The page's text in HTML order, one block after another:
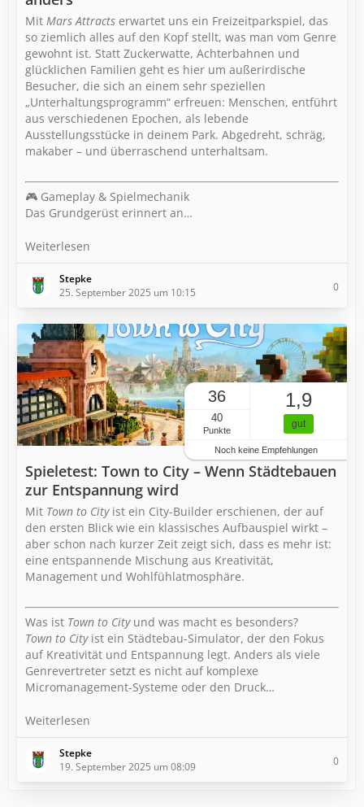
Mit Mars Attracts erwartet uns ein Freizeitparkspiel, das
so ziemlich alles auf den Kopf stellt, was man vom Genre
gewohnt ist. Statt Zuckerwatte, Achterbahnen und
glücklichen Familien geht es hier um außerirdische
Besucher, die sich an einem sehr speziellen
„Unterhaltungsprogramm“ erfreuen: Menschen, entführt
aus verschiedenen Epochen, als lebende
Ausstellungsstücke in deinem Park. Abgedreht, schräg,
makaber – und überraschend unterhaltsam.
🎮 Gameplay & Spielmechanik
Das Grundgerüst erinnert an…
Weiterlesen
Stepke
25. September 2025 um 10:15
0
36
40
Punkte
1,9
gut
Noch keine Empfehlungen
Spieletest: Town to City – Wenn Städtebauen
zur Entspannung wird
Mit Town to Cityist ein City-Builder erschienen, der auf
den ersten Blick wie ein klassisches Aufbauspiel wirkt –
aber schon nach kurzer Zeit zeigt sich, dass es mehr ist:
eine entspannende Mischung aus Kreativität,
Management und Wohlfühlatmosphäre.
Was ist Town to Cityund was macht es besonders?
Town to Cityist ein Städtebau-Simulator, der den Fokus
auf Kreativität und Entspannung legt. Anders als viele
Genrevertreter setzt es nicht auf komplexe
Micromanagement-Systeme oder den Druck…
Weiterlesen
Stepke
19. September 2025 um 08:09
0